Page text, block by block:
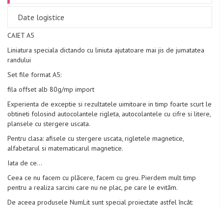
Date logistice
CAIET A5
Liniatura speciala dictando cu liniuta ajutatoare mai jis de jumatatea
randului
Set file format A5:
fila offset alb 80g/mp import
Experienta de exceptie si rezultatele uimitoare in timp foarte scurt le
obtineti folosind autocolantele rigleta, autocolantele cu cifre si litere,
plansele cu stergere uscata.
Pentru clasa: afisele cu stergere uscata, rigletele magnetice,
alfabetarul si matematicarul magnetice.
Iata de ce…
Ceea ce nu facem cu plăcere, facem cu greu. Pierdem mult timp
pentru a realiza sarcini care nu ne plac, pe care le evităm.
De aceea produsele NumLit sunt special proiectate astfel încât: